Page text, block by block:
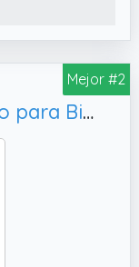
bicicletas
y
un
Mejor #2
2 Pares Pastillas de Freno para Bicicleta, MTB